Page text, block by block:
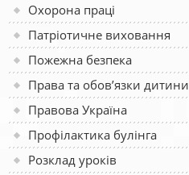
Охорона праці
Патріотичне виховання
Пожежна безпека
Права та обов’язки дитини
Правова Україна
Профілактика булінга
Розклад уроків